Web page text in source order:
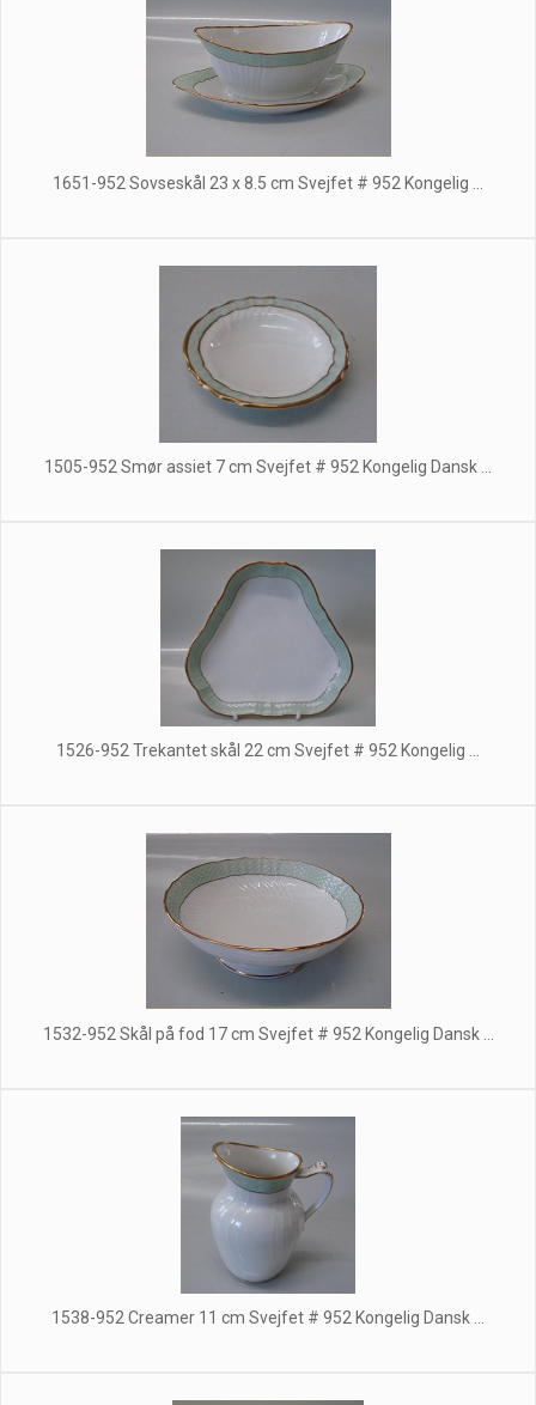
1651-952 Sovseskål 23 x 8.5 cm Svejfet # 952 Kongelig ...
1505-952 Smør assiet 7 cm Svejfet # 952 Kongelig Dansk ...
1526-952 Trekantet skål 22 cm Svejfet # 952 Kongelig ...
1532-952 Skål på fod 17 cm Svejfet # 952 Kongelig Dansk ...
1538-952 Creamer 11 cm Svejfet # 952 Kongelig Dansk ...